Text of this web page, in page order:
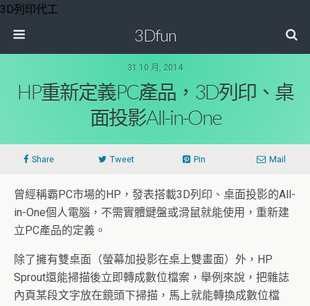
3D列印代工
3Dfun
31 10 月, 2014
HP重新定義PC產品，3D列印、桌
面投影All-in-One
Share Tweet Pin Mail
曾經稱霸PC市場的HP，發表搭載3D列印、桌面投影的All-
in-One個人電腦，不需實體鍵盤或滑鼠就能使用，重新建
立PC產品的定義。
除了擁有雙桌面（螢幕加投影在桌上雙畫面）外，HP
Sprout還能掃描後立即轉成數位檔案，舉例來說，把雜誌
內頁某段文字放在鏡頭下掃描，馬上就能轉換成數位檔